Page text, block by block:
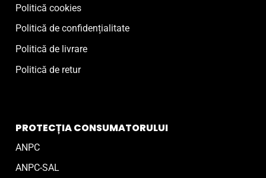
Politică cookies
Politică de confidențialitate
Politică de livrare
Politică de retur
PROTECȚIA CONSUMATORULUI
ANPC
ANPC-SAL